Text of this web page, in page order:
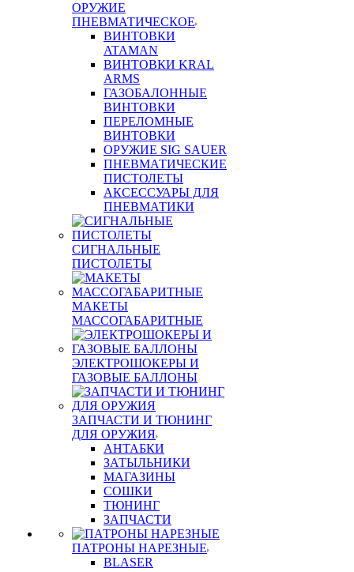
ОРУЖИЕ
ПНЕВМАТИЧЕСКОЕ
ВИНТОВКИ
ATAMAN
ВИНТОВКИ KRAL
ARMS
ГАЗОБАЛОННЫЕ
ВИНТОВКИ
ПЕРЕЛОМНЫЕ
ВИНТОВКИ
ОРУЖИЕ SIG SAUER
ПНЕВМАТИЧЕСКИЕ
ПИСТОЛЕТЫ
АКСЕССУАРЫ ДЛЯ
ПНЕВМАТИКИ
СИГНАЛЬНЫЕ
ПИСТОЛЕТЫ
МАКЕТЫ
МАССОГАБАРИТНЫЕ
ЭЛЕКТРОШОКЕРЫ И
ГАЗОВЫЕ БАЛЛОНЫ
ЗАПЧАСТИ И ТЮНИНГ
ДЛЯ ОРУЖИЯ
АНТАБКИ
ЗАТЫЛЬНИКИ
МАГАЗИНЫ
СОШКИ
ТЮНИНГ
ЗАПЧАСТИ
ПАТРОНЫ НАРЕЗНЫЕ
BLASER